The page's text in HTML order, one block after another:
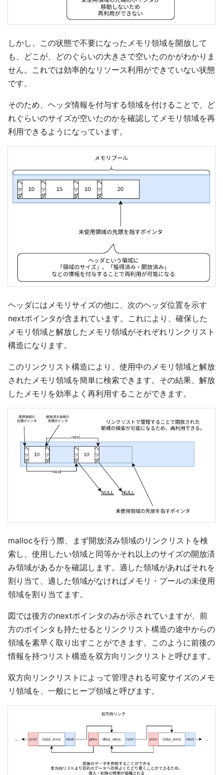
しかし、この状態で不要になったメモリ領域を開放して
も、どこが、どのぐらいの大きさで空いたのかがわかりま
せん。これでは効率的なリソース利用ができていない状態
です。
そのため、ヘッダ情報を付与する領域を付けることで、ど
れぐらいのサイズが空いたのかを確認してメモリ領域を再
利用できるようになっています。
ヘッダにはメモリサイズの他に、次のヘッダ位置を示す
nextポインタが含まれています。これにより、確保した
メモリ領域と解放したメモリ領域がそれぞれリンクリスト
構造になります。
このリンクリスト構造により、使用中のメモリ領域と解放
されたメモリ領域を簡単に検索できます。その結果、解放
したメモリを効率よく再利用することができます。
mallocを行う際、まず開放済み領域のリンクリストを検
索し、使用したい領域と同等かそれ以上のサイズの開放済
み領域があるかを確認します。適した領域があればそれを
割り当て、適した領域がなければメモリ・プールの未使用
領域を割り当てます。
図では後方のnextポインタのみが示されていますが、前
方のポインタも持たせるとリンクリスト構造の途中からの
領域を素早く取り出すことができます。このように前後の
情報を持つリスト構造を双方向リンクリストと呼びます。
双方向リンクリストによって管理される可変サイズのメモ
リ領域を、一般にヒープ領域と呼びます。